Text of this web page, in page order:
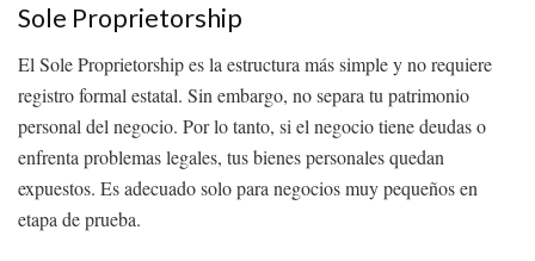
Sole Proprietorship
El Sole Proprietorship es la estructura más simple y no requiere
registro formal estatal. Sin embargo, no separa tu patrimonio
personal del negocio. Por lo tanto, si el negocio tiene deudas o
enfrenta problemas legales, tus bienes personales quedan
expuestos. Es adecuado solo para negocios muy pequeños en
etapa de prueba.